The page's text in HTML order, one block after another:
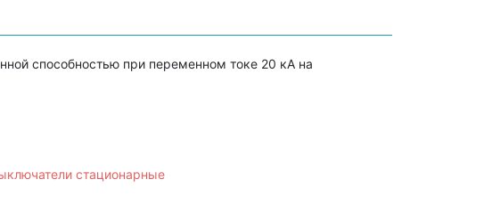
способностью при переменном токе 20 кА на
стационарные